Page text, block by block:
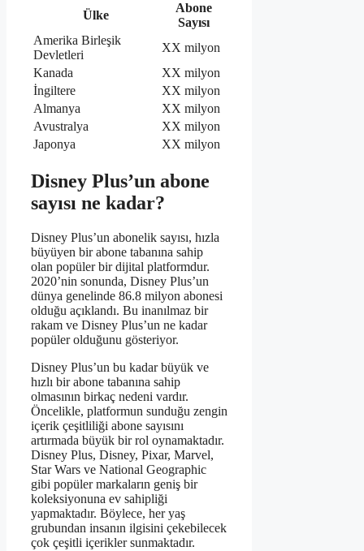
Ülke
Abone
Sayısı
Amerika Birleşik
Devletleri
XX milyon
Kanada
XX milyon
İngiltere
XX milyon
Almanya
XX milyon
Avustralya
XX milyon
Japonya
XX milyon
Disney Plus’un abone
sayısı ne kadar?
Disney Plus’un abonelik sayısı, hızla
büyüyen bir abone tabanına sahip
olan popüler bir dijital platformdur.
2020’nin sonunda, Disney Plus’un
dünya genelinde 86.8 milyon abonesi
olduğu açıklandı. Bu inanılmaz bir
rakam ve Disney Plus’un ne kadar
popüler olduğunu gösteriyor.
Disney Plus’un bu kadar büyük ve
hızlı bir abone tabanına sahip
olmasının birkaç nedeni vardır.
Öncelikle, platformun sunduğu zengin
içerik çeşitliliği abone sayısını
artırmada büyük bir rol oynamaktadır.
Disney Plus, Disney, Pixar, Marvel,
Star Wars ve National Geographic
gibi popüler markaların geniş bir
koleksiyonuna ev sahipliği
yapmaktadır. Böylece, her yaş
grubundan insanın ilgisini çekebilecek
çok çeşitli içerikler sunmaktadır.